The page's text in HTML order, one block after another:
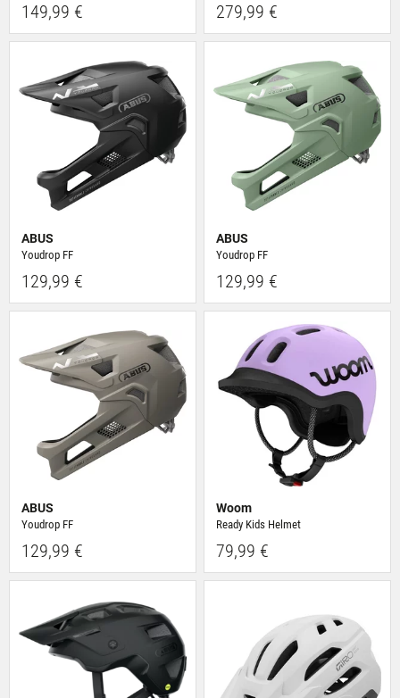
149,99 € 279,99 €
ABUS
Youdrop FF
129,99 €
ABUS
Youdrop FF
129,99 €
ABUS
Youdrop FF
129,99 €
Woom
Ready Kids Helmet
79,99 €